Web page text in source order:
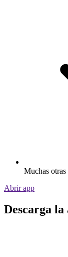
Muchas
Abrir app
Descarga